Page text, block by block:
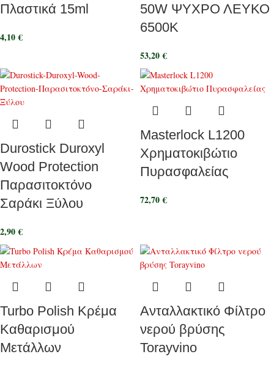
Πλαστικά 15ml
4,10€
50W ΨΥΧΡΟ ΛΕΥΚΟ
6500K
53,20€
Durostick Duroxyl
Wood Protection
Παρασιτοκτόνο
Σαράκι Ξύλου
2,90€
Masterlock L1200
Χρηματοκιβώτιο
Πυρασφαλείας
72,70€
Turbo Polish Κρέμα
Καθαρισμού
Μετάλλων
Ανταλλακτικό Φίλτρο
νερού βρύσης
Torayvino